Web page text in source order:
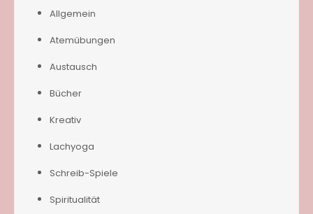
Allgemein
Atemübungen
Austausch
Bücher
Kreativ
Lachyoga
Schreib-Spiele
Spiritualität